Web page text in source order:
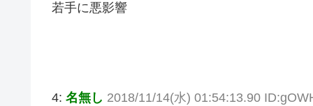
若手に悪影響
4: 名無し 2018/11/14(水) 01:54:13.90